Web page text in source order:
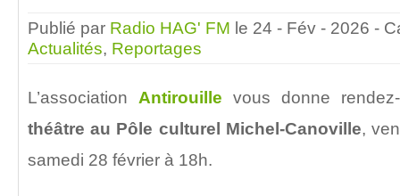
Publié par Radio HAG' FM le 24 - Fév - 2026 -
Actualités, Reportages
L’association Antirouille vous donne
théâtre au Pôle culturel Michel-Canoville,
samedi 28 février à 18h.